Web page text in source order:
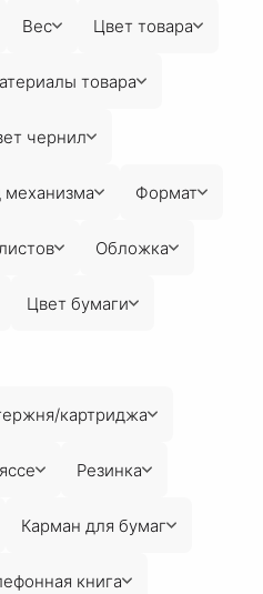
Вес Цвет товара
товара
чернил
механизма Формат
Обложка
Цвет бумаги
картриджа
Резинка
Карман для бумаг
книга